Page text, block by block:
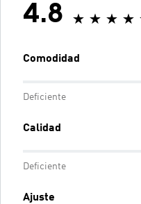
4.8
Comodidad
Deficiente
Calidad
Deficiente
Ajuste